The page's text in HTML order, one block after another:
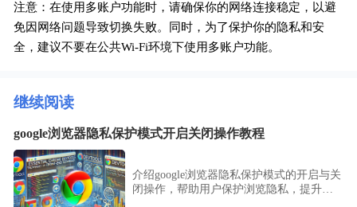
注意：在使用多账户功能时，请确保你的网络连接稳定，以避
免因网络问题导致切换失败。同时，为了保护你的隐私和安
全，建议不要在公共Wi-Fi环境下使用多账户功能。
继续阅读
google浏览器隐私保护模式开启关闭操作教程
介绍google浏览器隐私保护模式的开启与关
闭操作，帮助用户保护浏览隐私，提升上